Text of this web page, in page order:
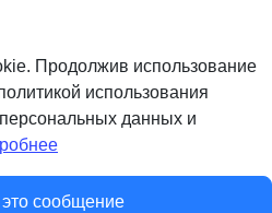
Продолжив использование
использования
данных и
сообщение